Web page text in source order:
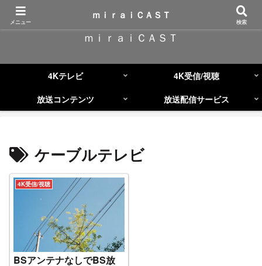
コンテンツへスキップ
ｍｉｒａｉＣＡＳＴ
4Kテレビ
4K受信/視聴
放送コンテンツ
放送配信サービス
ケーブルテレビ
4K受信/視聴
BSアンテナなしでBS放
メニュー
ｍｉｒａｉＣＡＳＴ
検索